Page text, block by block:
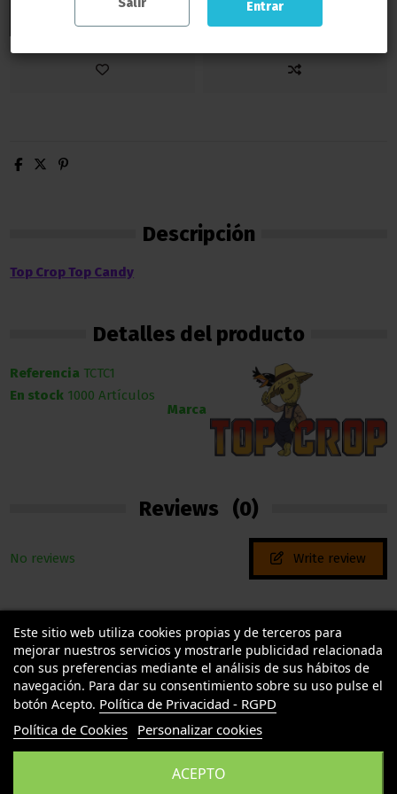
Añadir al carrito
Descripción
Top Crop Top Candy
Detalles del producto
Marca
Referencia TCTC1
En stock 1000 Artículos
Reviews (0)
No reviews Write review
TU LLAMAS GROW
Entrar
Este sitio web utiliza cookies propias y de terceros para
mejorar nuestros servicios y mostrarle publicidad relacionada
con sus preferencias mediante el análisis de sus hábitos de
navegación. Para dar su consentimiento sobre su uso pulse el
botón Acepto. Política de Privacidad - RGPD
Política de Cookies Personalizar cookies
ACEPTO